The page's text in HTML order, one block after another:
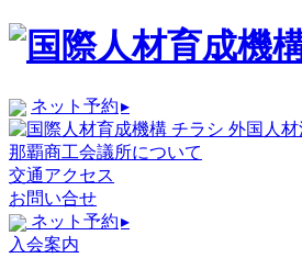
ネット予約▸
那覇商工会議所について
交通アクセス
お問い合せ
ネット予約▸
入会案内